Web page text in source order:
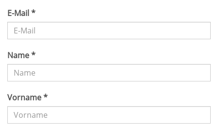
E-Mail *
Name *
Vorname *